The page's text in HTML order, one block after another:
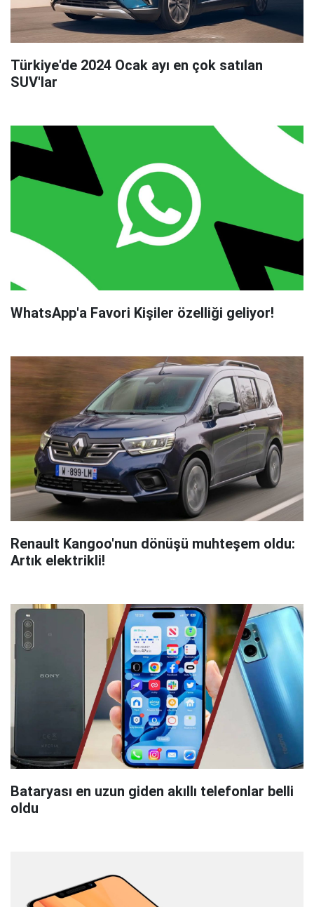
Türkiye'de 2024 Ocak ayı en çok satılan
SUV'lar
WhatsApp'a Favori Kişiler özelliği geliyor!
Renault Kangoo'nun dönüşü muhteşem oldu:
Artık elektrikli!
Bataryası en uzun giden akıllı telefonlar belli
oldu